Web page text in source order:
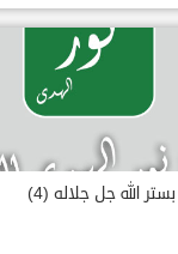
الله جل جلاله (4)